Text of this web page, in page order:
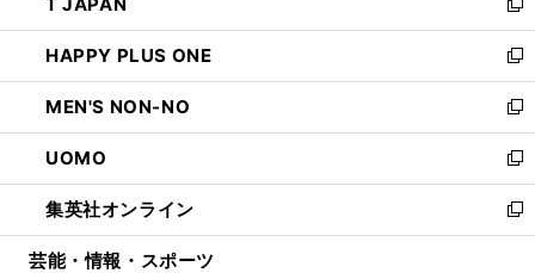
で
開
く
ド
ウ
で
開
く
ィ
ン
ド
ウ
で
開
く
い
ウ
ィ
ン
ド
ウ
で
開
く
新
し
い
ウ
ィ
ン
ド
ウ
で
開
HAPPY PLUS ONE
新
し
い
ウ
ィ
ン
ド
ウ
MEN'S NON-NO
新
し
い
ウ
ィ
ン
UOMO
新
し
い
ウ
集英社オンライン
新
し
芸能・情報・スポーツ